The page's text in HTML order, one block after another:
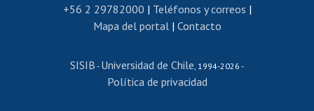
Revalidación y reconocimiento de títulos
Postulación al Programa de Movilidad Estudiantil
Cursos de español
+56 2 29782000 | Teléfonos y correos |
Mapa del portal| Contacto
SISIB - Universidad de Chile , 1994-2026 -
Política de privacidad